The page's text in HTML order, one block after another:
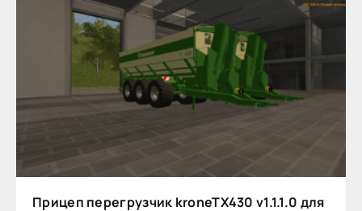
Прицеп перегрузчик kroneTX430 v1.1.1.0 для